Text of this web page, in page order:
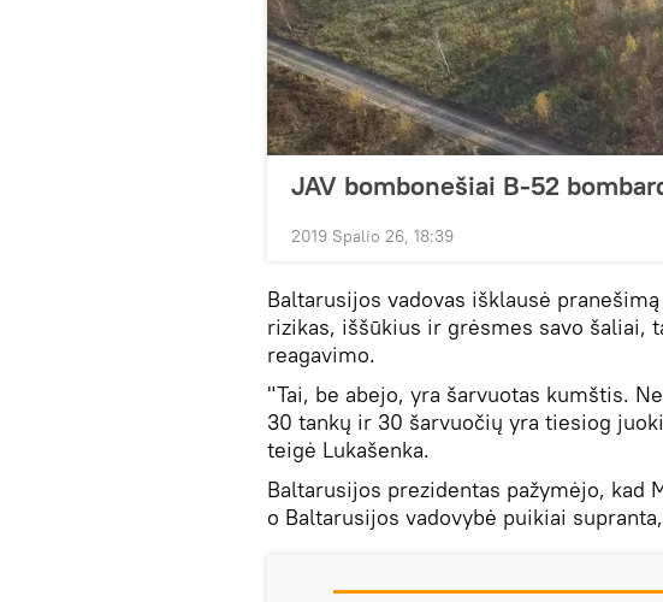
JAV bombonešiai B-52
2019 Spalio 26, 18:39
Baltarusijos vadovas išklausė
rizikas, iššūkius ir grėsmes savo šaliai,
reagavimo.
"Tai, be abejo, yra šarvuotas kumštis.
30 tankų ir 30 šarvuočių yra tiesiog
teigė Lukašenka.
Baltarusijos prezidentas pažymėjo, kad
o Baltarusijos vadovybė puikiai